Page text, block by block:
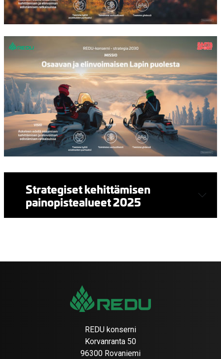
Strategiset kehittämisen
painopistealueet 2025
REDU konserni
Korvanranta 50
96300 Rovaniemi